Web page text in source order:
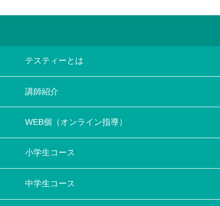
テスティーとは
講師紹介
WEB個（オンライン指導）
小学生コース
中学生コース